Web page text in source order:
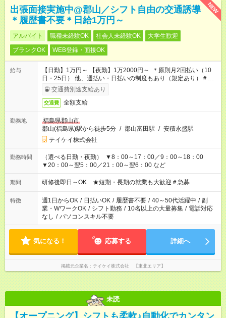
NEW
出張面接実施中@郡山／シフト自由の交通誘導
＊履歴書不要＊日給1万円～
アルバイト 職種未経験OK 社会人未経験OK
大学生歓迎
ブランクOK
WEB登録・面接OK
給与
【日勤】1万円～ 【夜勤】1万2000円～ ＊原則月2回払い（10
日・25日） 他、週払い・日払いの制度もあり（規定あり）＃日
収1万円以上
交通費別途支給あり
交通費 全額支給
勤務地
福島県郡山市
郡山(福島県)駅から徒歩5分 / 郡山富田駅 / 安積永盛駅
テイケイ株式会社
勤務時間
（選べる日勤・夜勤） ▼8：00～17：00／9：00～18：00
▼20：00～翌5：00／21：00～翌6：00 など
期間 研修後即日～OK ★短期・長期の就業も大歓迎＃急募
特徴 週1日からOK / 日払いOK / 履歴書不要 / 40～50代活躍中 / 副
業・WワークOK / シフト勤務 / 10名以上の大量募集 / 電話対応
なし / パソコンスキル不要
気になる！ 応募する 詳細へ
掲載元企業名 テイケイ株式会社 【東北エリア】
未読
【オープニング】シフトも柔軟♪自動化でカンタン